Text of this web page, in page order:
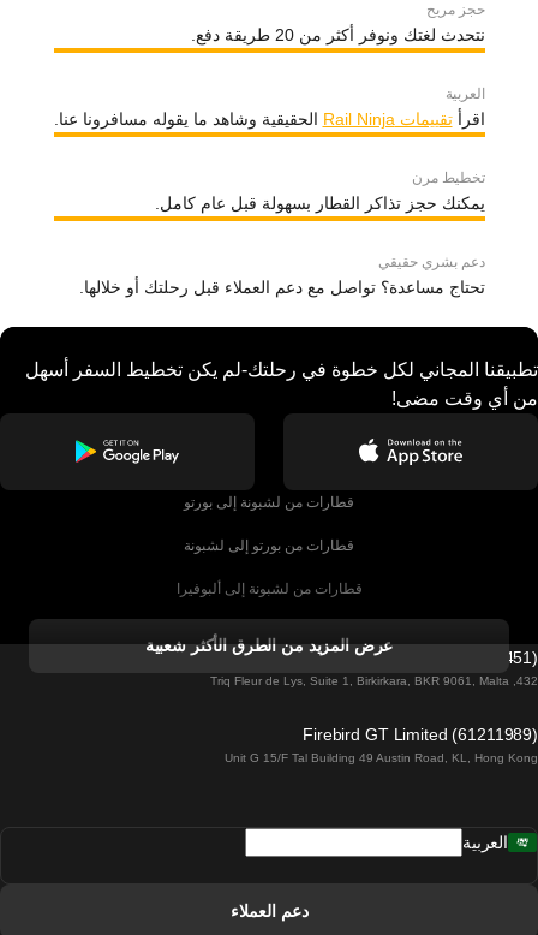
حجز مريح
نتحدث لغتك ونوفر أكثر من 20 طريقة دفع.
العربية
اقرأتقييمات Rail Ninja الحقيقية وشاهد ما يقوله مسافرونا عنا.
تخطيط مرن
يمكنك حجز تذاكر القطار بسهولة قبل عام كامل.
دعم بشري حقيقي
تحتاج مساعدة؟ تواصل مع دعم العملاء قبل رحلتك أو خلالها.
تطبيقنا المجاني لكل خطوة في رحلتك-لم يكن تخطيط السفر أسهل
من أي وقت مضى!
قطارات من لشبونة إلى بورتو
قطارات من بورتو إلى لشبونة
قطارات من لشبونة إلى ألبوفيرا
قطارات من ألبوفيرا إلى لشبونة
قطارات من لشبونة إلى لاغوس
قطارات من لشبونة إلى مدريد
عرض المزيد من الطرق الأكثر شعبية
Firebird GT Limited (OC 1451)
432, Triq Fleur de Lys, Suite 1, Birkirkara, BKR 9061, Malta
Firebird GT Limited (61211989)
Unit G 15/F Tal Building 49 Austin Road, KL, Hong Kong
العربية
دعم العملاء